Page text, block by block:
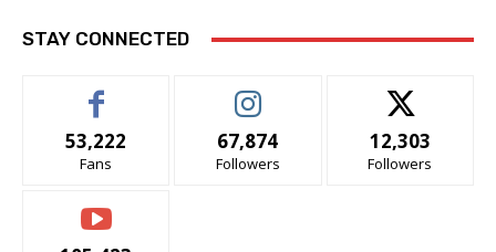
STAY CONNECTED
53,222
Fans
67,874
Followers
12,303
Followers